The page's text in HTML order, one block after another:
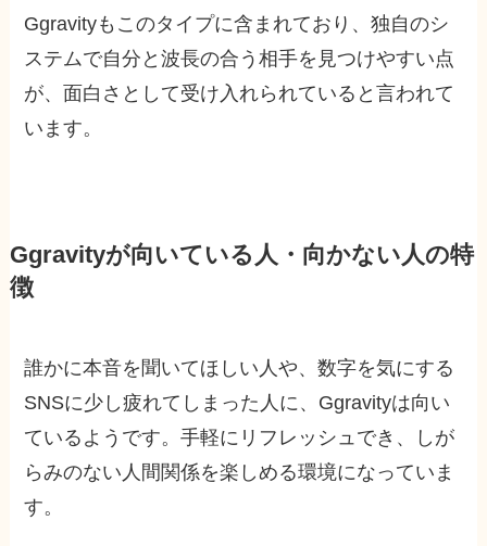
Ggravityもこのタイプに含まれており、独自のシ
ステムで自分と波長の合う相手を見つけやすい点
が、面白さとして受け入れられていると言われて
います。
Ggravityが向いている人・向かない人の特
徴
誰かに本音を聞いてほしい人や、数字を気にする
SNSに少し疲れてしまった人に、Ggravityは向い
ているようです。手軽にリフレッシュでき、しが
らみのない人間関係を楽しめる環境になっていま
す。